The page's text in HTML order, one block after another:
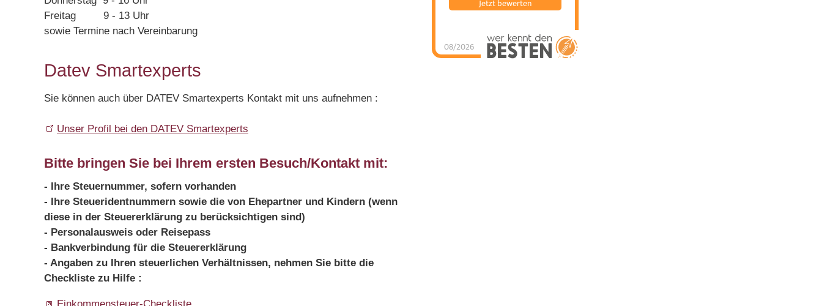
Freitag 9 - 13 Uhr
sowie Termine nach Vereinbarung
Datev Smartexperts
Sie können auch über DATEV Smartexperts Kontakt mit uns aufnehmen :
Unser Profil bei den DATEV Smartexperts
Bitte bringen Sie bei Ihrem ersten Besuch/Kontakt mit:
- Ihre Steuernummer, sofern vorhanden
- Ihre Steueridentnummern sowie die von Ehepartner und Kindern (wenn
diese in der Steuererklärung zu berücksichtigen sind)
- Personalausweis oder Reisepass
- Bankverbindung für die Steuererklärung
- Angaben zu Ihren steuerlichen Verhältnissen, nehmen Sie bitte die
Checkliste zu Hilfe :
Einkommensteuer-Checkliste
08/2026
Jetzt bewerten
Steuerberater
Recklinghausen Ines